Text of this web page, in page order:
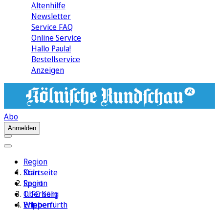
Altenhilfe
Newsletter
Service FAQ
Online Service
Hallo Paula!
Bestellservice
Anzeigen
Abo
Anmelden
Region
Köln
Sport
1. FC Köln
Erleben
Startseite
Region
Oberberg
Wipperfürth